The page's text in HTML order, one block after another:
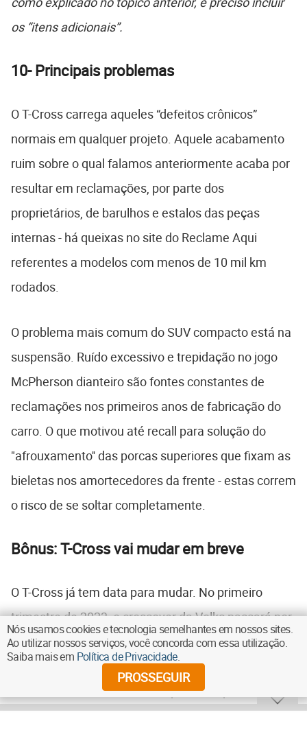
os “itens adicionais”.
10- Principais problemas
O T-Cross carrega aqueles “defeitos crônicos”
normais em qualquer projeto. Aquele acabamento
ruim sobre o qual falamos anteriormente acaba por
resultar em reclamações, por parte dos
proprietários, de barulhos e estalos das peças
internas - há queixas no site do Reclame Aqui
referentes a modelos com menos de 10 mil km
rodados.
O problema mais comum do SUV compacto está na
suspensão. Ruído excessivo e trepidação no jogo
McPherson dianteiro são fontes constantes de
reclamações nos primeiros anos de fabricação do
carro. O que motivou até recall para solução do
"afrouxamento'' das porcas superiores que fixam as
bieletas nos amortecedores da frente - estas correm
o risco de se soltar completamente.
Bônus: T-Cross vai mudar em breve
O T-Cross já tem data para mudar. No primeiro
trimestre de 2023, o crossover da Volks passará por
sua primeira reestilização de meia-vida. Estão
previstas alterações na grade dianteira, nos faróis -
com mais uso de LEDS - e no para-choque.
Nós usamos cookies e tecnologia semelhantes em nossos sites.
Ao utilizar nossos serviços, você concorda com essa utilização.
Saiba mais em Política de Privacidade.
PROSSEGUIR